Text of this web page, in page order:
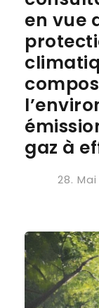
en vue
gaz à
28.